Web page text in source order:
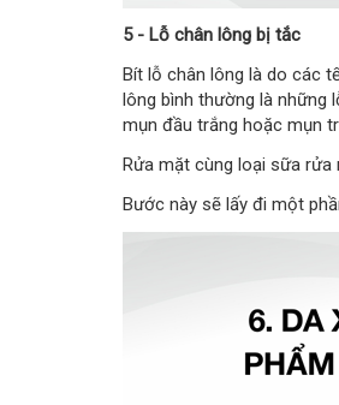
5 - Lỗ chân lông bị tắc
Bít lỗ chân lông là do các
lông bình thường là những
mụn đầu trắng hoặc mụn
Rửa mặt cùng loại sữa
Bước này sẽ lấy đi một